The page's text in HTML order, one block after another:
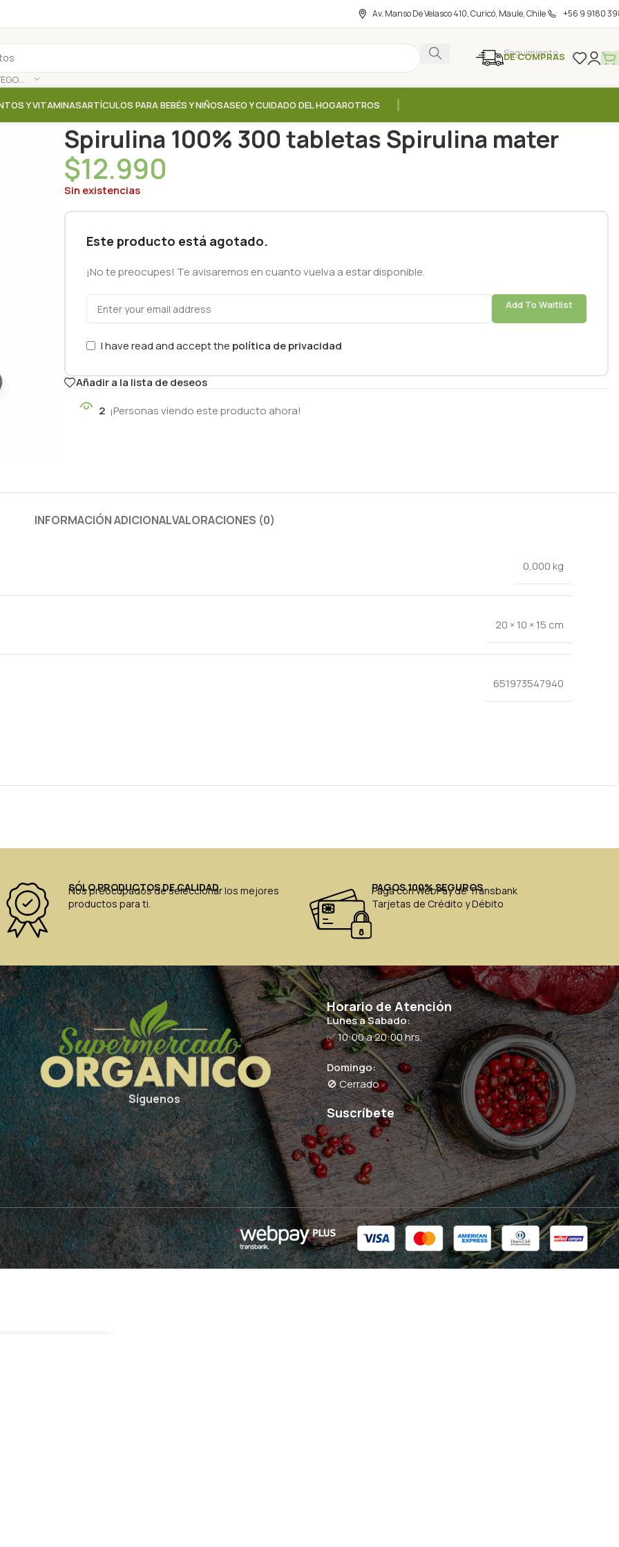
Av. Manso De Velasco 410, Curicó, Maule, Chile +56 9 9180
SELECCIONAR CATEGORÍA
Seguimiento
DE COMPRAS
Y VITAMINASARTÍCULOS PARA BEBÉS Y NIÑOSASEO Y CUIDADO DEL HOGAROTROS
Spirulina 100% 300 tabletas Spirulina mater
$12.990
Sin existencias
Este producto está agotado.
¡No te preocupes! Te avisaremos en cuanto vuelva a estar disponible.
Add To Waitlist
I have read and accept the política de privacidad
Añadir a la lista de deseos
2 ¡Personas viendo este producto ahora!
INFORMACIÓN ADICIONALVALORACIONES (0)
0,000 kg
20 × 10 × 15 cm
651973547940
SÓLO PRODUCTOS DE CALIDAD
Nos preocupados de seleccionar los mejores
productos para ti.
PAGOS 100% SEGUROS
Paga con WebPay de Transbank
Tarjetas de Crédito y Débito
Síguenos
Horario de Atención
Lunes a Sabado:
✅ 10:00 a 20:00 hrs.
Domingo:
🚫 Cerrado
Suscríbete